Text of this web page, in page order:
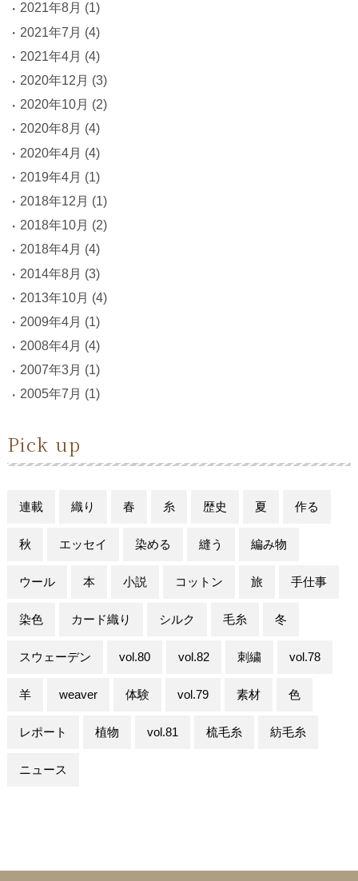
2021年8月 (1)
2021年7月 (4)
2021年4月 (4)
2020年12月 (3)
2020年10月 (2)
2020年8月 (4)
2020年4月 (4)
2019年4月 (1)
2018年12月 (1)
2018年10月 (2)
2018年4月 (4)
2014年8月 (3)
2013年10月 (4)
2009年4月 (1)
2008年4月 (4)
2007年3月 (1)
2005年7月 (1)
Pick up
連載 織り 春 糸 歴史 夏 作る
秋 エッセイ 染める 縫う 編み物
ウール 本 小説 コットン 旅 手仕事
染色 カード織り シルク 毛糸 冬
スウェーデン vol.80 vol.82 刺繍 vol.78
羊 weaver 体験 vol.79 素材 色
レポート 植物 vol.81 梳毛糸 紡毛糸
ニュース